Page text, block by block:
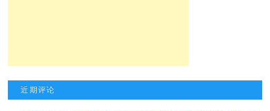
近期评论